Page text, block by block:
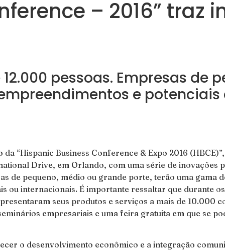
– 2016”
pessoas. Empresas de
e
“Hispanic Business Conference & Expo 2016
Drive, em Orlando, com uma série de
de pequeno, médio ou grande porte, terão uma gama
ou internacionais. É importante ressaltar que durante
seus produtos e serviços a mais de 10.000
empresariais e uma feira gratuita em que se
o desenvolvimento econômico e a integração